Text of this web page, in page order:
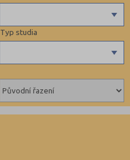
Typ studia
Výuční list
Bez výučního listu
Státní
Krajské